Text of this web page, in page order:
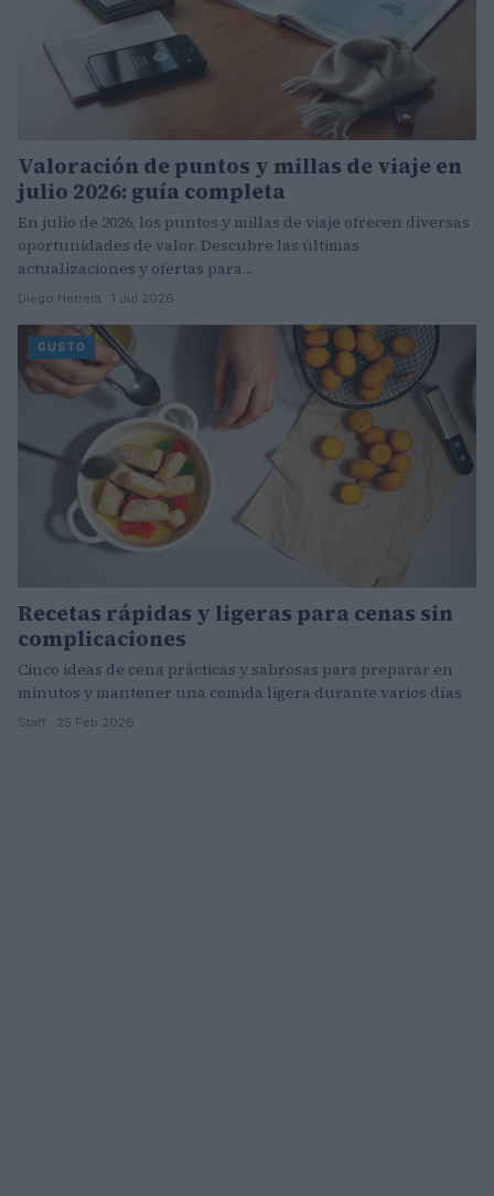
Valoración de puntos y millas de viaje en
julio 2026: guía completa
En julio de 2026, los puntos y millas de viaje ofrecen diversas
oportunidades de valor. Descubre las últimas
actualizaciones y ofertas para…
Diego Herrera · 1 Jul 2026
GUSTO
Recetas rápidas y ligeras para cenas sin
complicaciones
Cinco ideas de cena prácticas y sabrosas para preparar en
minutos y mantener una comida ligera durante varios días
Staff · 25 Feb 2026